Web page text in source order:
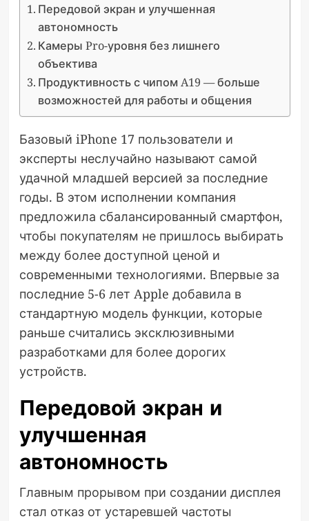
Передовой экран и улучшенная
автономность
Камеры Pro-уровня без лишнего
объектива
Продуктивность с чипом A19 — больше
возможностей для работы и общения
Базовый iPhone 17 пользователи и
эксперты неслучайно называют самой
удачной младшей версией за последние
годы. В этом исполнении компания
предложила сбалансированный смартфон,
чтобы покупателям не пришлось выбирать
между более доступной ценой и
современными технологиями. Впервые за
последние 5-6 лет Apple добавила в
стандартную модель функции, которые
раньше считались эксклюзивными
разработками для более дорогих
устройств.
Передовой экран и
улучшенная
автономность
Главным прорывом при создании дисплея
стал отказ от устаревшей частоты